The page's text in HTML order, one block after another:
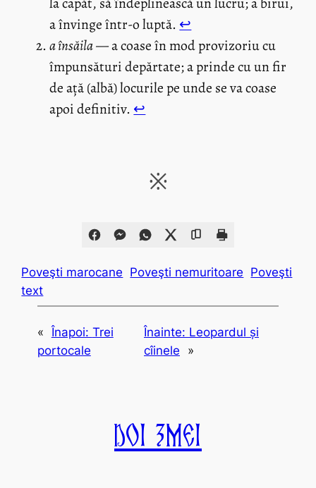
a învinge într-o luptă. ↩︎
a însăila— a coase în mod provizoriu cu
împunsături depărtate; a prinde cu un fir
de ață (albă) locurile pe unde se va coase
apoi definitiv. ↩︎
※
Poveşti marocane Poveşti nemuritoare Poveşti
text
« Înapoi: Trei
portocale
Înainte: Leopardul și
cîinele
»
Doi Zmei